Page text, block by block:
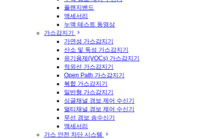
플랜지밴드
액세서리
누액 테스트 동영상
가스감지기
가연성 가스감지기
산소 및 독성 가스감지기
유기용제(VOCs) 가스감지기
적외선 가스감지기
Open Path 가스감지기
복합 가스감지기
일반형 가스감지기
싱글채널 경보 제어 수신기
멀티채널 경보 제어 수신기
무선 경보 송수신기
액세서리
가스 안전 차단 시스템